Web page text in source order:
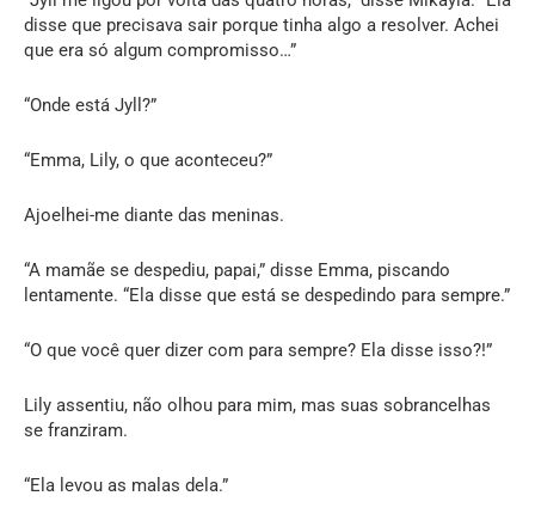
disse que precisava sair porque tinha algo a resolver. Achei
que era só algum compromisso…”
“Onde está Jyll?”
“Emma, Lily, o que aconteceu?”
Ajoelhei-me diante das meninas.
“A mamãe se despediu, papai,” disse Emma, piscando
lentamente. “Ela disse que está se despedindo para sempre.”
“O que você quer dizer com para sempre? Ela disse isso?!”
Lily assentiu, não olhou para mim, mas suas sobrancelhas
se franziram.
“Ela levou as malas dela.”